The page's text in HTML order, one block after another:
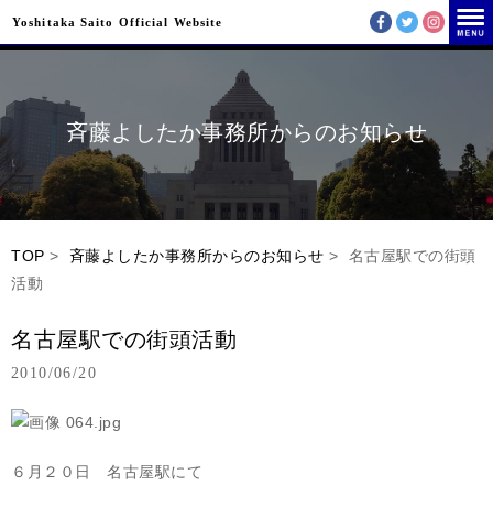
Yoshitaka Saito Official Website
斉藤よしたか事務所からのお知らせ
TOP > 斉藤よしたか事務所からのお知らせ > 名古屋駅での街頭
活動
名古屋駅での街頭活動
2010/06/20
６月２０日 名古屋駅にて